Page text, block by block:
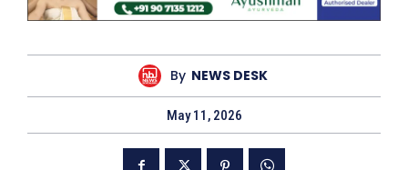
By NEWS DESK
May 11, 2026